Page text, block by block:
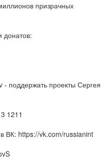
призрачных
донатов:
поддержать проекты Сергея
1211
ВК: https://vk.com/russianint